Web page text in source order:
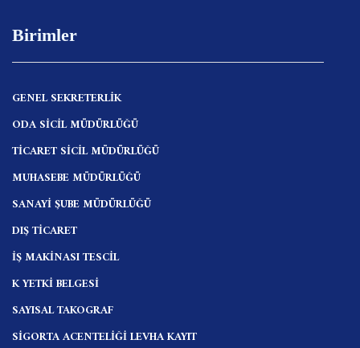
Birimler
GENEL SEKRETERLİK
ODA SİCİL MÜDÜRLÜĞÜ
TİCARET SİCİL MÜDÜRLÜĞÜ
MUHASEBE MÜDÜRLÜĞÜ
SANAYİ ŞUBE MÜDÜRLÜĞÜ
DIŞ TİCARET
İŞ MAKİNASI TESCİL
K YETKİ BELGESİ
SAYISAL TAKOGRAF
SİGORTA ACENTELİĞİ LEVHA KAYIT